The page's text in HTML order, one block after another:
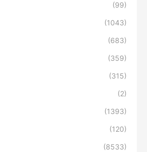
(99)
(1043)
(683)
(359)
(315)
(2)
(1393)
(120)
(8533)